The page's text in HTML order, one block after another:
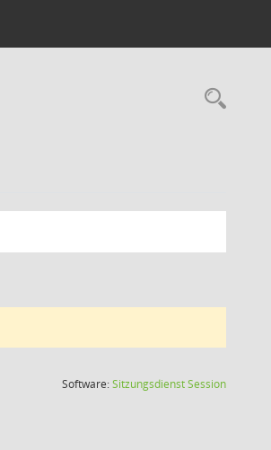
Software:SitzungsdienstSession(Wird in